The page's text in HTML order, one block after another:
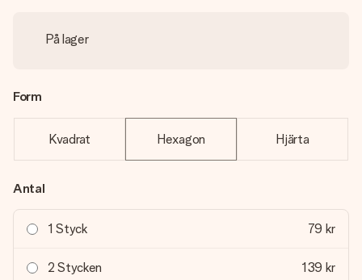
På lager
Form
Kvadrat Hexagon Hjärta
Antal
1 Styck 79 kr
2 Stycken 139 kr